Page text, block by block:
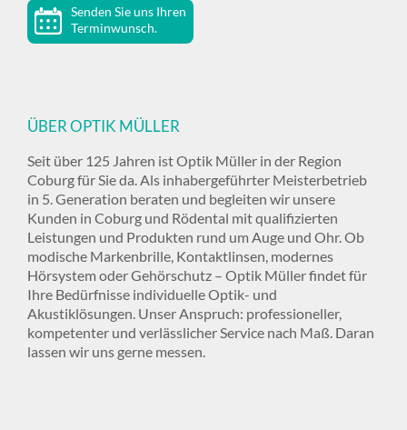
Senden Sie uns Ihren
Terminwunsch.
ÜBER OPTIK MÜLLER
Seit über 125 Jahren ist Optik Müller in der Region
Coburg für Sie da. Als inhabergeführter Meisterbetrieb
in 5. Generation beraten und begleiten wir unsere
Kunden in Coburg und Rödental mit qualifizierten
Leistungen und Produkten rund um Auge und Ohr. Ob
modische Markenbrille, Kontaktlinsen, modernes
Hörsystem oder Gehörschutz – Optik Müller findet für
Ihre Bedürfnisse individuelle Optik- und
Akustiklösungen. Unser Anspruch: professioneller,
kompetenter und verlässlicher Service nach Maß. Daran
lassen wir uns gerne messen.